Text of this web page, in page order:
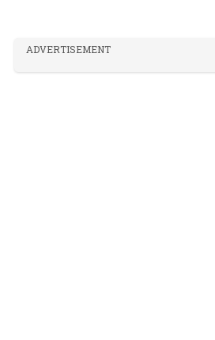
ADVERTISEMENT